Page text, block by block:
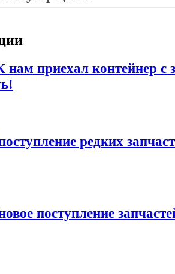
(болгарок)
устройства
нам приехал контейнер с
редких
поступление